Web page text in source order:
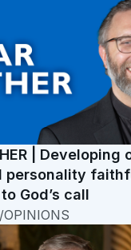
| Developing
personality
God’s call